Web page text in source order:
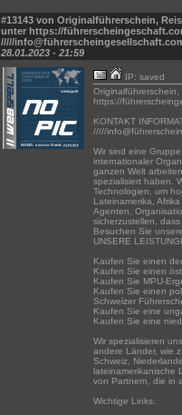
#13143 von Originalführerschein,
unter https://
/////
28.01.2023 - 21:59
IP: saved
https://
KONTAKT
/////
Wir sind eine
internationaler
ganzen Welt
spezialisiert haben.
Technologien, um
Lateinamerika,
Agenten,
sicherzustellen,
Besuchen Sie
UNSERE
Kaufen Sie einen
Kaufen Sie einen
Kaufen Sie MPU-
Kaufen Sie einen
Schweizer
Kaufen Sie eine
Kaufen Sie eine
Wir spezialisieren
andere Länder, wie
Schweiz,
lateinamerikanische
von Partnern, die in
Wichtige Links: